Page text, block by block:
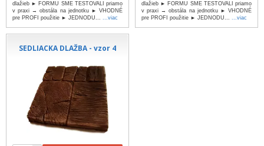
dlažieb ► FORMU SME TESTOVALI priamo
v praxi → obstála na jednotku ► VHODNÉ
pre PROFI použitie ► JEDNODU... ...viac
dlažieb ► FORMU SME TESTOVALI priamo
v praxi → obstála na jednotku ► VHODNÉ
pre PROFI použitie ► JEDNODU... ...viac
SEDLIACKA DLAŽBA - vzor 4